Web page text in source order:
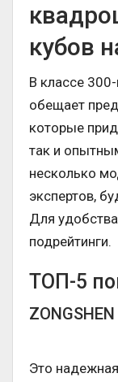
кубов
В классе
обещает
которые
так и
несколько
экспертов,
Для
подрейтинги.
ТОП-5
Это